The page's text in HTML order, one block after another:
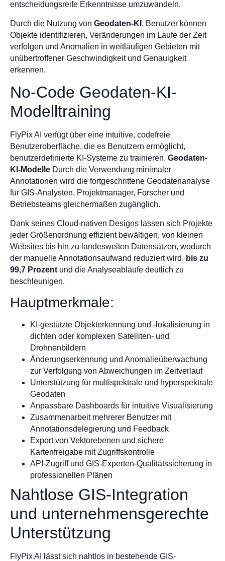
entscheidungsreife Erkenntnisse umzuwandeln.
Durch die Nutzung von Geodaten-KI , Benutzer können
Objekte identifizieren, Veränderungen im Laufe der Zeit
verfolgen und Anomalien in weitläufigen Gebieten mit
unübertroffener Geschwindigkeit und Genauigkeit
erkennen.
No-Code Geodaten-KI-
Modelltraining
FlyPix AI verfügt über eine intuitive, codefreie
Benutzeroberfläche, die es Benutzern ermöglicht,
benutzerdefinierte KI-Systeme zu trainieren. Geodaten-
KI-Modelle Durch die Verwendung minimaler
Annotationen wird die fortgeschrittene Geodatenanalyse
für GIS-Analysten, Projektmanager, Forscher und
Betriebsteams gleichermaßen zugänglich.
Dank seines Cloud-nativen Designs lassen sich Projekte
jeder Größenordnung effizient bewältigen, von kleinen
Websites bis hin zu landesweiten Datensätzen, wodurch
der manuelle Annotationsaufwand reduziert wird. bis zu
99,7 Prozent und die Analyseabläufe deutlich zu
beschleunigen.
Hauptmerkmale:
KI-gestützte Objekterkennung und -lokalisierung in
dichten oder komplexen Satelliten- und
Drohnenbildern
Änderungserkennung und Anomalieüberwachung
zur Verfolgung von Abweichungen im Zeitverlauf
Unterstützung für multispektrale und hyperspektrale
Geodaten
Anpassbare Dashboards für intuitive Visualisierung
Zusammenarbeit mehrerer Benutzer mit
Annotationsdelegierung und Feedback
Export von Vektorebenen und sichere
Kartenfreigabe mit Zugriffskontrolle
API-Zugriff und GIS-Experten-Qualitätssicherung in
professionellen Plänen
Nahtlose GIS-Integration
und unternehmensgerechte
Unterstützung
FlyPix AI lässt sich nahtlos in bestehende GIS-